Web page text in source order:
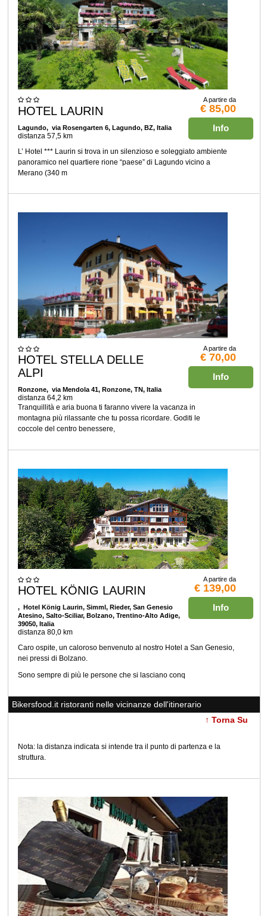
A partire da
€ 85,00
Info
HOTEL LAURIN
Lagundo, via Rosengarten 6, Lagundo, BZ, Italia
distanza 57,5 km
L’ Hotel *** Laurin si trova in un silenzioso e soleggiato ambiente
panoramico nel quartiere rione “paese” di Lagundo vicino a
Merano (340 m
A partire da
€ 70,00
Info
HOTEL STELLA DELLE
ALPI
Ronzone, via Mendola 41, Ronzone, TN, Italia
distanza 64,2 km
Tranquillità e aria buona ti faranno vivere la vacanza in
montagna più rilassante che tu possa ricordare. Goditi le
coccole del centro benessere,
A partire da
€ 139,00
Info
HOTEL KÖNIG LAURIN
, Hotel König Laurin, Simml, Rieder, San Genesio
Atesino, Salto-Sciliar, Bolzano, Trentino-Alto Adige,
39050, Italia
distanza 80,0 km
Caro ospite, un caloroso benvenuto al nostro Hotel a San Genesio,
nei pressi di Bolzano.
Sono sempre di più le persone che si lasciano conq
Bikersfood.it ristoranti nelle vicinanze dell'itinerario
↑ Torna Su
Nota: la distanza indicata si intende tra il punto di partenza e la
struttura.